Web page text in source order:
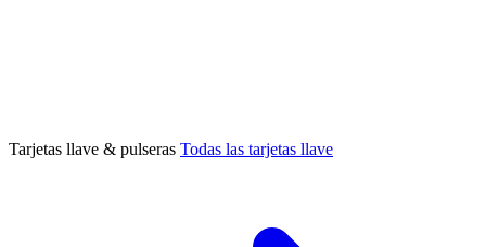
Tarjetas llave & pulseras Todas las tarjetas llave